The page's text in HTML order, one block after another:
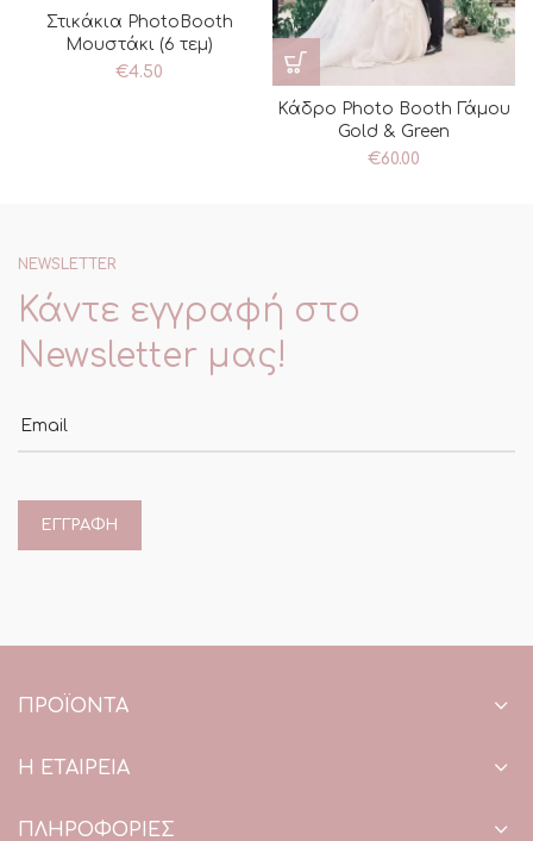
Στικάκια PhotoBooth
Μουστάκι (6 τεμ)
€4.50
Κάδρο Photo Booth Γάμου
Gold & Green
€60.00
NEWSLETTER
Κάντε εγγραφή στο
Newsletter μας!
ΠΡΟΪΌΝΤΑ
Η ΕΤΑΙΡΕΙΑ
ΠΛΗΡΟΦΟΡΙΕΣ